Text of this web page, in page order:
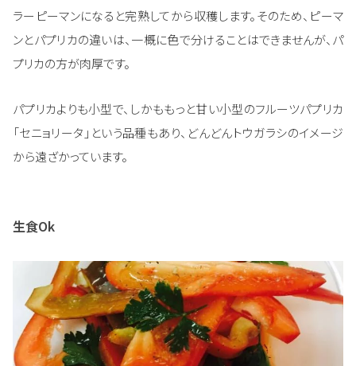
ラーピーマンになると完熟してから収穫します。そのため、ピーマ
ンとパプリカの違いは、一概に色で分けることはできませんが、パ
プリカの方が肉厚です。
パプリカよりも小型で、しかももっと甘い小型のフルーツパプリカ
「セニョリータ」という品種もあり、どんどんトウガラシのイメージ
から遠ざかっています。
生食Ok